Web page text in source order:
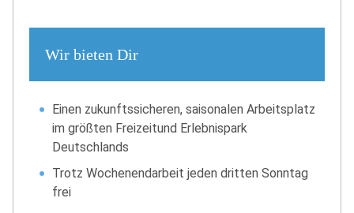
Wir bieten Dir
Einen zukunftssicheren, saisonalen Arbeitsplatz
im größten Freizeitund Erlebnispark
Deutschlands
Trotz Wochenendarbeit jeden dritten Sonntag
frei